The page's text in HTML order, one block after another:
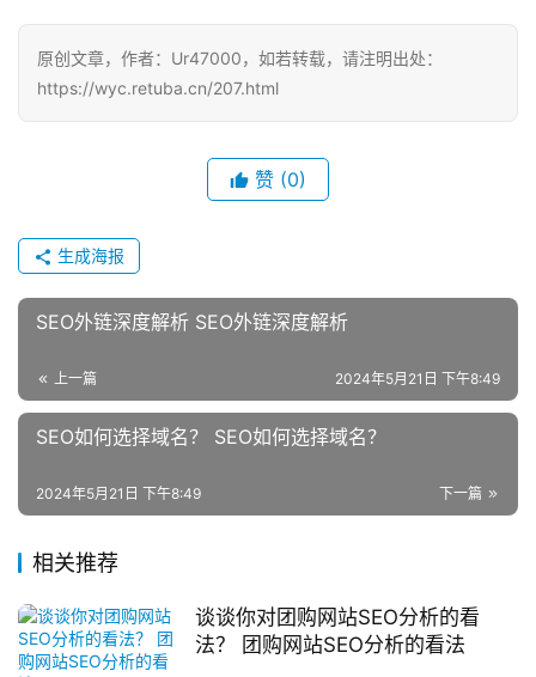
原创文章，作者：Ur47000，如若转载，请注明出处：
https://wyc.retuba.cn/207.html
赞 (0)
生成海报
SEO外链深度解析 SEO外链深度解析
上一篇 2024年5月21日 下午8:49
SEO如何选择域名？ SEO如何选择域名？
下一篇
2024年5月21日 下午8:49
相关推荐
谈谈你对团购网站SEO分析的看
法？ 团购网站SEO分析的看法